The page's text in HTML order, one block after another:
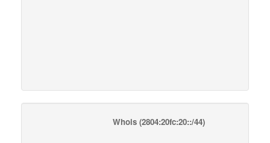
Whois (2804:20fc:20::/44)